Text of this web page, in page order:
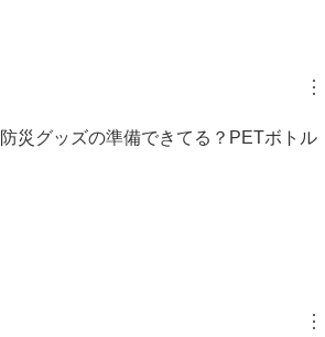
︙
災グッズの準備できてる？PETボトル
︙